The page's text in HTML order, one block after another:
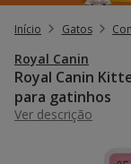
Início Gatos
Royal Canin
Royal Canin
para gatinhos
Ver descrição